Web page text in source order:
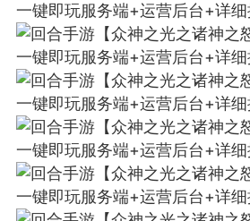
实时动态 直播
Lv.8 极品会员 靓号
黑凤梨
电脑端 外挂制作